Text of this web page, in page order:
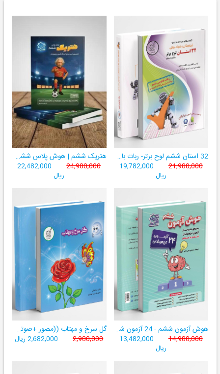
32 استان ششم لوح برتر- ربات باهوش ششم ((به همراه سامانۀ آزمون‌ساز رایگان))
21,980,000
19,782,000
ریال
هتریک ششم | هوش پلاس ششم | دارای نشان کیفیت برتر آموزشی
24,980,000
22,482,000
ریال
هوش آزمون ششم - 24 آزمون شبیه ساز تیزهوشان
14,980,000
13,482,000
ریال
گل سرخ و مهتاب ((مصور +صوتی+ تمام رنگی))
2,980,000 2,682,000 ریال